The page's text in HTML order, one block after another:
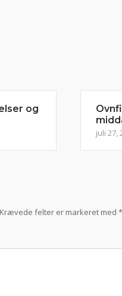
og
juli 27,
Krævede felter er markeret med *